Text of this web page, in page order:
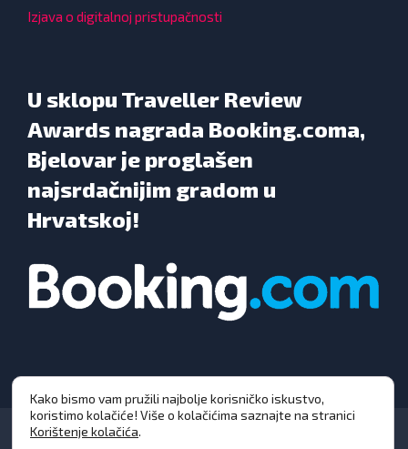
Izjava o digitalnoj pristupačnosti
U sklopu Traveller Review
Awards nagrada Booking.coma,
Bjelovar je proglašen
najsrdačnijim gradom u
Hrvatskoj!
Kako bismo vam pružili najbolje korisničko iskustvo,
koristimo kolačiće! Više o kolačićima saznajte na stranici
Korištenje kolačića.